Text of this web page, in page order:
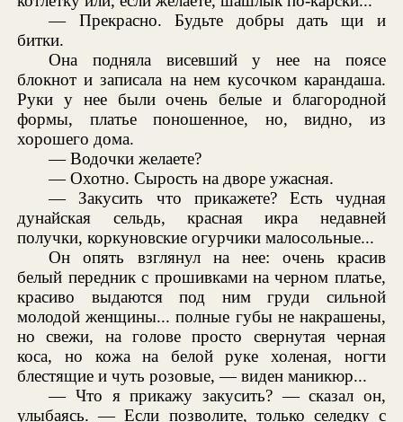
— Прекрасно. Будьте добры дать щи и
битки.
Она подняла висевший у нее на поясе
блокнот и записала на нем кусочком карандаша.
Руки у нее были очень белые и благородной
формы, платье поношенное, но, видно, из
хорошего дома.
— Водочки желаете?
— Охотно. Сырость на дворе ужасная.
— Закусить что прикажете? Есть чудная
дунайская сельдь, красная икра недавней
получки, коркуновские огурчики малосольные...
Он опять взглянул на нее: очень красив
белый передник с прошивками на черном платье,
красиво выдаются под ним груди сильной
молодой женщины... полные губы не накрашены,
но свежи, на голове просто свернутая черная
коса, но кожа на белой руке холеная, ногти
блестящие и чуть розовые, — виден маникюр...
— Что я прикажу закусить? — сказал он,
улыбаясь. — Если позволите, только селедку с